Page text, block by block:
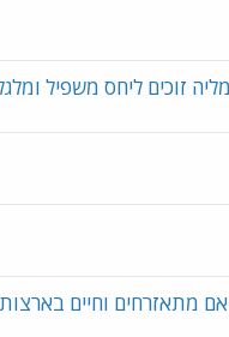
זוכים ליחס משפיל
מתאזרחים וחיים